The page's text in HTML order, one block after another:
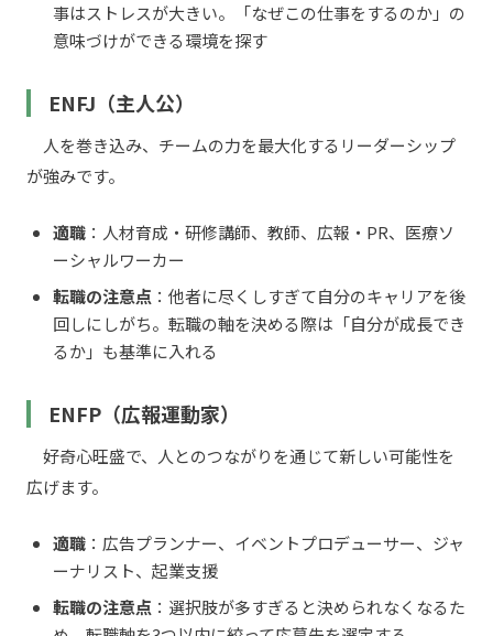
事はストレスが大きい。「なぜこの仕事をするのか」の
意味づけができる環境を探す
ENFJ（主人公）
人を巻き込み、チームの力を最大化するリーダーシップ
が強みです。
適職 ：人材育成・研修講師、教師、広報・PR、医療ソ
ーシャルワーカー
転職の注意点 ：他者に尽くしすぎて自分のキャリアを後
回しにしがち。転職の軸を決める際は「自分が成長でき
るか」も基準に入れる
ENFP（広報運動家）
好奇心旺盛で、人とのつながりを通じて新しい可能性を
広げます。
適職 ：広告プランナー、イベントプロデューサー、ジャ
ーナリスト、起業支援
転職の注意点 ：選択肢が多すぎると決められなくなるた